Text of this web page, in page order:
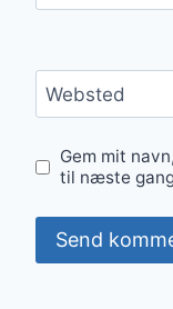
Websted
Gem mit
til næste